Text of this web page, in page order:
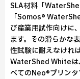
SLA材料「
「Somos®
び産業用試作向けに
ます。その滑らかな
性試験に耐えなけれ
WaterShed Whiteは
べてのNeo®プリンタ